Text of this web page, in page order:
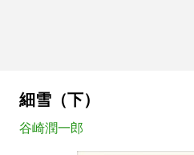
細雪（下）
谷崎潤一郎